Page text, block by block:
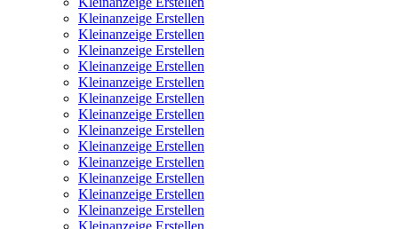
Kleinanzeige Erstellen
Kleinanzeige Erstellen
Kleinanzeige Erstellen
Kleinanzeige Erstellen
Kleinanzeige Erstellen
Kleinanzeige Erstellen
Kleinanzeige Erstellen
Kleinanzeige Erstellen
Kleinanzeige Erstellen
Kleinanzeige Erstellen
Kleinanzeige Erstellen
Kleinanzeige Erstellen
Kleinanzeige Erstellen
Kleinanzeige Erstellen